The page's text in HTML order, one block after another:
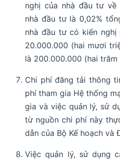
nghị của nhà đầu tư
nhà đầu tư là 0,02%
nhà đầu tư có kiến
20.000.000 (hai mươi
là 200.000.000 (hai trăm
Chi phí đăng tải thông
phí tham gia Hệ thống
gia và việc quản lý, sử
từ nguồn chi phí này
dẫn của Bộ Kế hoạch và
Việc quản lý, sử dụng